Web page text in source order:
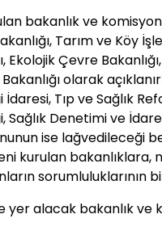
bakanlık ve
Tarım ve Köy
Ekolojik Çevre
olarak
İdaresi, Tıp ve Sağlık
Sağlık Denetimi ve
ise lağvedileceği
kurulan
sorumluluklarının
yer alacak bakanlık ve